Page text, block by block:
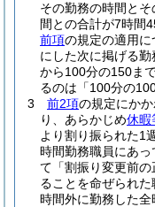
その勤務の時間と
間との合計が7時間
前項の規定の適用に
にした次に掲げる
から100分の150ま
るのは「100分の
3
前2項の規定にかか
り、あらかじめ休暇
より割り振られた1
時間勤務職員にあ
て「割振り変更前
ることを命ぜられ
時間外に勤務した全